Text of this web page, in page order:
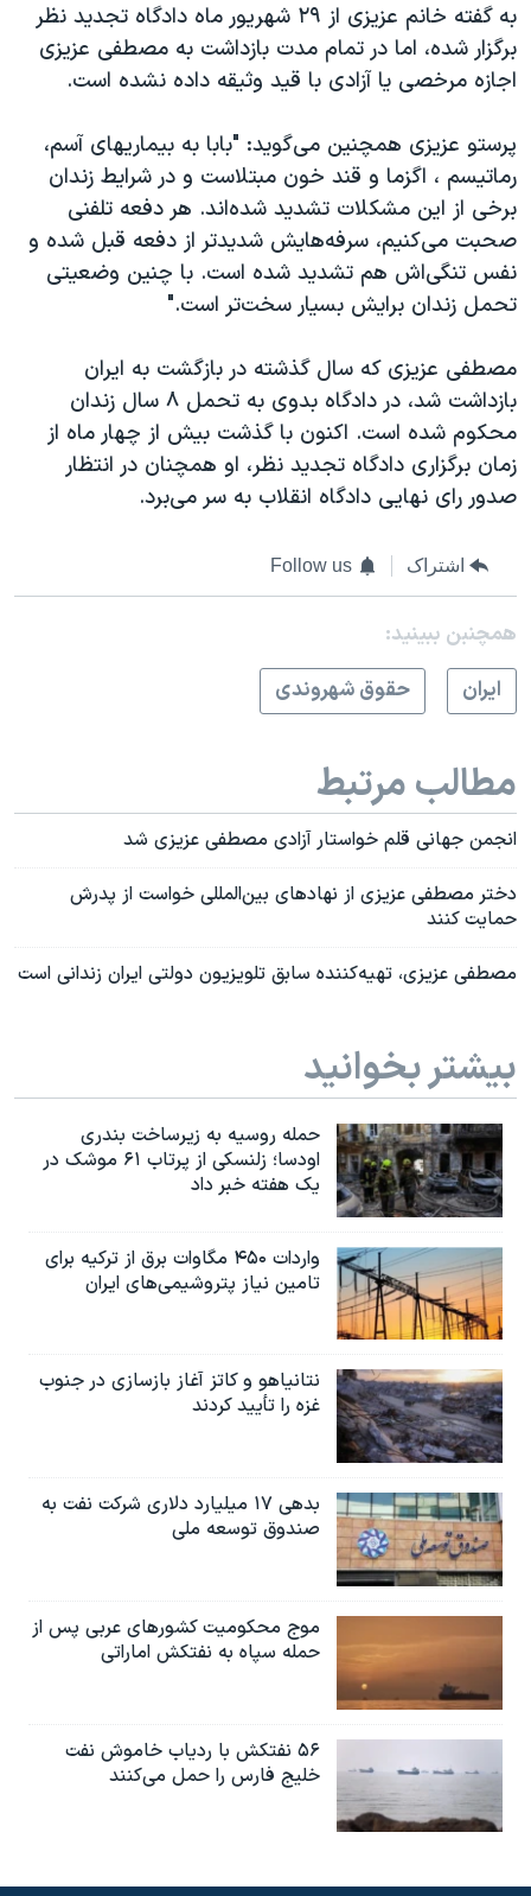
به گفته خانم عزیزی از ۲۹ شهریور ماه دادگاه تجدید نظر
برگزار شده، اما در تمام مدت بازداشت به مصطفی عزیزی
اجازه مرخصی یا آزادی با قید وثیقه داده نشده است.
پرستو عزیزی همچنین می‌گوید: "بابا به بیماریهای آسم،
رماتیسم ، اگزما و قند خون مبتلاست و در شرایط زندان
برخی از این مشکلات تشدید شده‌اند. هر دفعه تلفنی
صحبت می‌کنیم، سرفه‌هایش شدیدتر از دفعه قبل شده و
نفس تنگی‌اش هم تشدید شده است. با چنین وضعیتی
تحمل زندان برایش بسیار سخت‌تر است."
مصطفی عزیزی که سال گذشته در بازگشت به ایران
بازداشت شد، در دادگاه بدوی به تحمل ۸ سال زندان
محکوم شده است. اکنون با گذشت بیش از چهار ماه از
زمان برگزاری دادگاه تجدید نظر، او همچنان در انتظار
صدور رای نهایی دادگاه انقلاب به سر می‌برد.
اشتراک Follow us
همچنبن ببینید:
ايران
حقوق شهروندی
مطالب مرتبط
انجمن جهانی قلم خواستار آزادی مصطفی عزیزی شد
دختر مصطفی عزیزی از نهادهای بین‌المللی خواست از پدرش
حمایت کنند
مصطفی عزیزی، تهیه‌کننده سابق تلویزیون دولتی ایران زندانی است
بیشتر بخوانید
حمله روسیه به زیرساخت بندری
اودسا؛ زلنسکی از پرتاب ۶۱ موشک در
یک هفته خبر داد
واردات ۴۵۰ مگاوات برق از ترکیه برای
تامین نیاز پتروشیمی‌های ایران
نتانیاهو و کاتز آغاز بازسازی در جنوب
غزه را تأیید کردند
بدهی ۱۷ میلیارد دلاری شرکت نفت به
صندوق توسعه ملی
موج محکومیت کشورهای عربی پس از
حمله سپاه به نفتکش اماراتی
۵۶ نفتکش با ردیاب خاموش نفت
خلیج فارس را حمل می‌کنند